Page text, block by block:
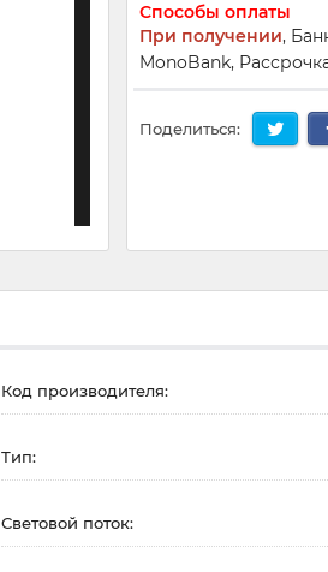
Способы оплаты
При получении,
MonoBank,
Поделиться:
Код производителя:
Тип:
Световой поток: